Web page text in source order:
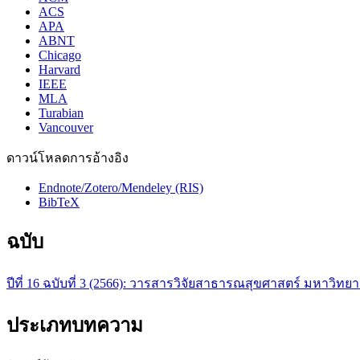
ACS
APA
ABNT
Chicago
Harvard
IEEE
MLA
Turabian
Vancouver
ดาวน์โหลดการอ้างอิง
Endnote/Zotero/Mendeley (RIS)
BibTeX
ฉบับ
ปีที่ 16 ฉบับที่ 3 (2566): วารสารวิจัยสาธารณสุขศาสตร์ มหาวิทย
ประเภทบทความ